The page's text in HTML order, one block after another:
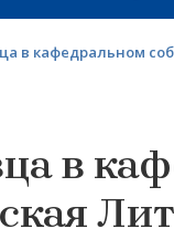
в кафедральном
в